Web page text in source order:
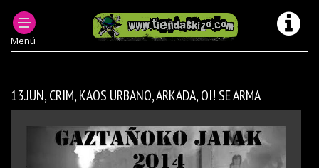
Menú
MUSICA CONCIERTOS ANTERIORES
INFORMACIÓN SOBRE CONCIERTOS PUNK OI
13.JUN, CRIM, KAOS URBANO, ARKADA, OI! SE ARMA